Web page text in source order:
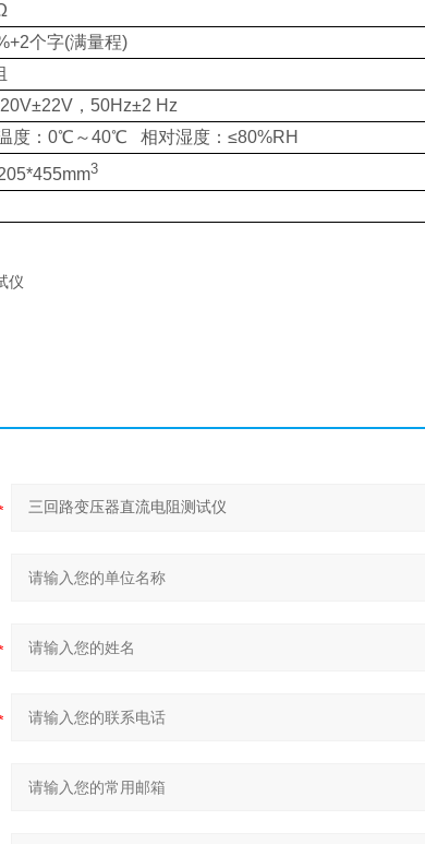
个字(满量程)
，50Hz±2 Hz
度：0℃～40℃ 相对湿度：≤80%RH
3